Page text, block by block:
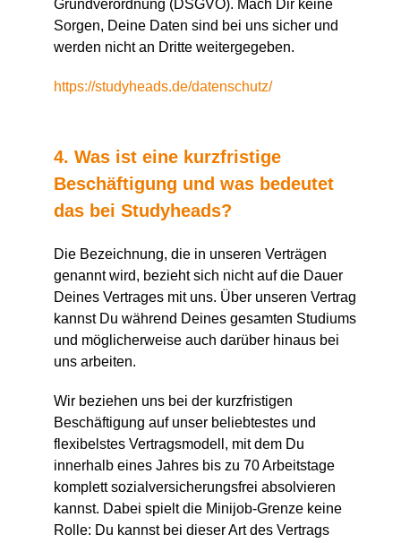
Grundverordnung (DSGVO). Mach Dir keine
Sorgen, Deine Daten sind bei uns sicher und
werden nicht an Dritte weitergegeben.
https://studyheads.de/datenschutz/
4. Was ist eine kurzfristige
Beschäftigung und was bedeutet
das bei Studyheads?
Die Bezeichnung, die in unseren Verträgen
genannt wird, bezieht sich nicht auf die Dauer
Deines Vertrages mit uns. Über unseren Vertrag
kannst Du während Deines gesamten Studiums
und möglicherweise auch darüber hinaus bei
uns arbeiten.
Wir beziehen uns bei der kurzfristigen
Beschäftigung auf unser beliebtestes und
flexibelstes Vertragsmodell, mit dem Du
innerhalb eines Jahres bis zu 70 Arbeitstage
komplett sozialversicherungsfrei absolvieren
kannst. Dabei spielt die Minijob-Grenze keine
Rolle: Du kannst bei dieser Art des Vertrags